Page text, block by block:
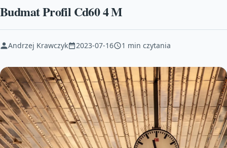
Budmat Profil Cd60 4 M
Andrzej Krawczyk 2023-07-16 1 min czytania